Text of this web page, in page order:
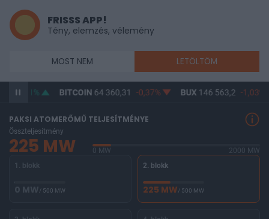
FRISSS APP!
Tény, elemzés, vélemény
MOST NEM LETÖLTÖM
1,21% BITCOIN64 360,31 -0,37% BUX146 563,2 -1,03%
PAKSI ATOMERŐMŰ TELJESÍTMÉNYE
Összteljesítmény
225 MW 0 MW
2000 MW
1. blokk
0 MW/ 500 MW
2. blokk
225 MW/ 500 MW